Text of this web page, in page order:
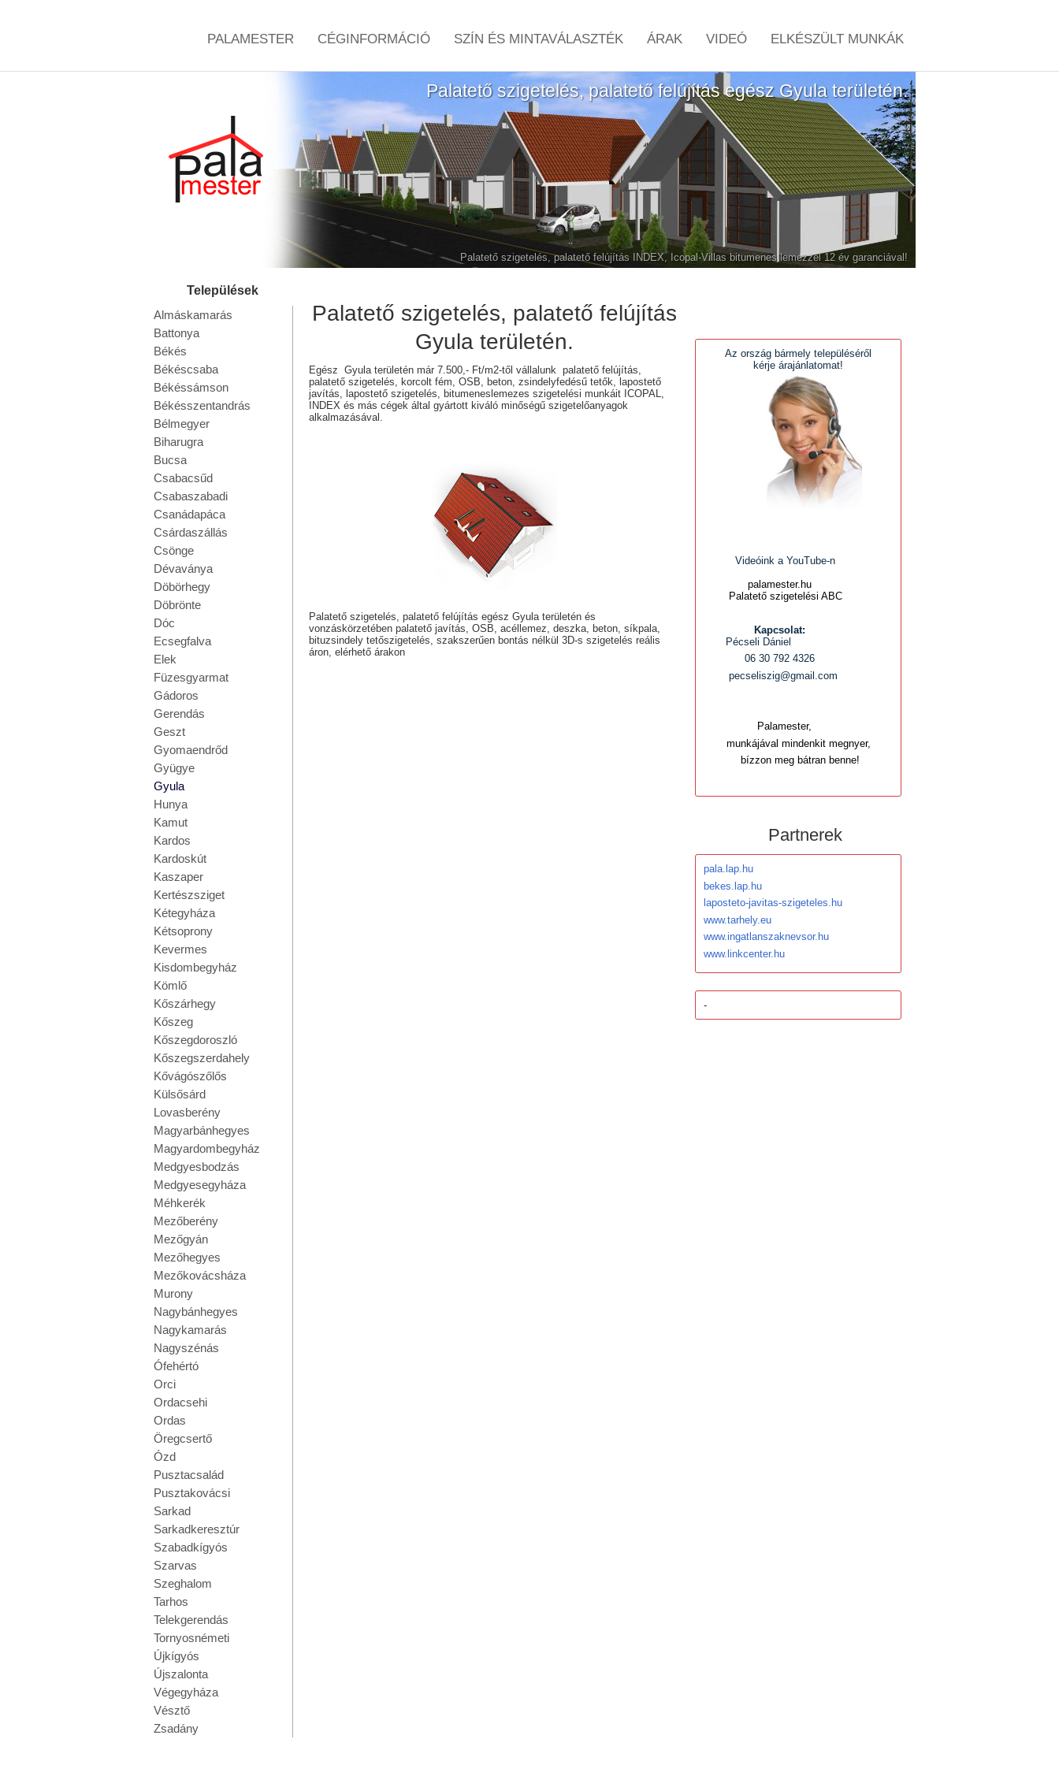
PALAMESTER CÉGINFORMÁCIÓ SZÍN ÉS MINTAVÁLASZTÉK ÁRAK VIDEÓ ELKÉSZÜLT MUNKÁK
Palatető szigetelés, palatető felújítás egész Gyula területén.
Palatető szigetelés, palatető felújítás INDEX, Icopal-Villas bitumenes lemezzel 12 év garanciával!
Almáskamarás
Battonya
Békés
Békéscsaba
Békéssámson
Békésszentandrás
Bélmegyer
Biharugra
Bucsa
Csabacsűd
Csabaszabadi
Csanádapáca
Csárdaszállás
Csönge
Dévaványa
Döbörhegy
Döbrönte
Dóc
Ecsegfalva
Elek
Füzesgyarmat
Gádoros
Gerendás
Geszt
Gyomaendrőd
Gyügye
Gyula
Hunya
Kamut
Kardos
Kardoskút
Kaszaper
Kertészsziget
Kétegyháza
Kétsoprony
Kevermes
Kisdombegyház
Kömlő
Kőszárhegy
Kőszeg
Kőszegdoroszló
Kőszegszerdahely
Kővágószőlős
Külsősárd
Lovasberény
Magyarbánhegyes
Magyardombegyház
Medgyesbodzás
Medgyesegyháza
Méhkerék
Mezőberény
Mezőgyán
Mezőhegyes
Mezőkovácsháza
Murony
Nagybánhegyes
Nagykamarás
Nagyszénás
Ófehértó
Orci
Ordacsehi
Ordas
Öregcsertő
Ózd
Pusztacsalád
Pusztakovácsi
Sarkad
Sarkadkeresztúr
Szabadkígyós
Szarvas
Szeghalom
Tarhos
Telekgerendás
Tornyosnémeti
Újkígyós
Újszalonta
Végegyháza
Vésztő
Zsadány
Palatető szigetelés, palatető felújítás
Gyula területén.
Egész Gyula területén már 7.500,- Ft/m2-től vállalunk palatető felújítás,
palatető szigetelés, korcolt fém, OSB, beton, zsindelyfedésű tetők, lapostető
javítás, lapostető szigetelés, bitumeneslemezes szigetelési munkáit ICOPAL,
INDEX és más cégek által gyártott kiváló minőségű szigetelőanyagok
alkalmazásával.
Palatető szigetelés, palatető felújítás egész Gyula területén és
vonzáskörzetében palatető javítás, OSB, acéllemez, deszka, beton, síkpala,
bituzsindely tetőszigetelés, szakszerűen bontás nélkül 3D-s szigetelés reális
áron, elérhető árakon
Az ország bármely településéről
kérje árajánlatomat!
Videóink a YouTube-n
palamester.hu
Palatető szigetelési ABC
Kapcsolat:
Pécseli Dániel
06 30 792 4326
pecseliszig@gmail.com
Palamester,
munkájával mindenkit megnyer,
bízzon meg bátran benne!
Partnerek
pala.lap.hu
bekes.lap.hu
laposteto-javitas-szigeteles.hu
www.tarhely.eu
www.ingatlanszaknevsor.hu
www.linkcenter.hu
-